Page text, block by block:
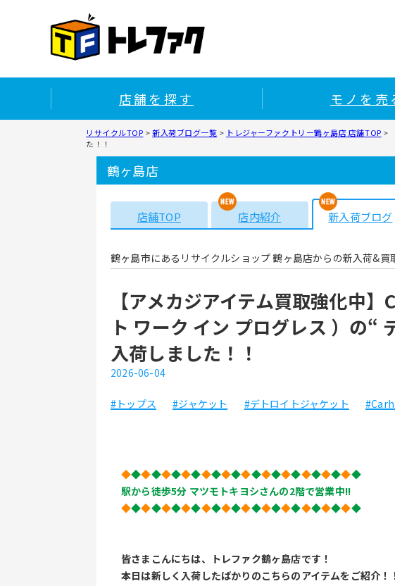
店舗を探す モノを売
リサイクルTOP >新入荷ブログ一覧 > トレジャーファクトリー鶴ヶ島店 店舗TOP >
た！！
鶴ヶ島店
店舗TOP 店内紹介 新入荷ブログ
鶴ヶ島市にあるリサイクルショップ 鶴ヶ島店からの新入荷&買
【アメカジアイテム買取強化中
ト ワーク イン プログレス ）の“
入荷しました！！
2026-06-04
#トップス #ジャケット #デトロイトジャケット
◆◆◆◆◆◆◆◆◆◆◆◆◆◆◆◆◆◆◆◆◆◆◆◆
駅から徒歩5分 マツモトキヨシさんの2階で営業中!!
◆◆◆◆◆◆◆◆◆◆◆◆◆◆◆◆◆◆◆◆◆◆◆◆
皆さまこんにちは、トレファク鶴ヶ島店です！
本日は新しく入荷したばかりのこちらのアイテムをご紹介！